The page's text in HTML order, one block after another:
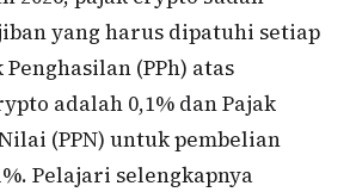
yang harus dipatuhi setiap
(PPh) atas
adalah 0,1% dan Pajak
(PPN) untuk pembelian
Pelajari selengkapnya